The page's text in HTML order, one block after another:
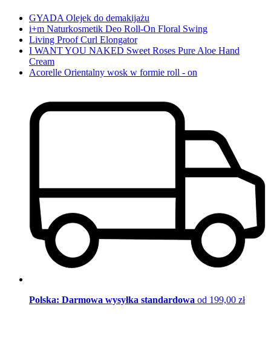
GYADA Olejek do demakijażu
i+m Naturkosmetik Deo Roll-On Floral Swing
Living Proof Curl Elongator
I WANT YOU NAKED Sweet Roses Pure Aloe Hand
Cream
Acorelle Orientalny wosk w formie roll - on
Polska: Darmowa wysyłka standardowa od 199,00 zł